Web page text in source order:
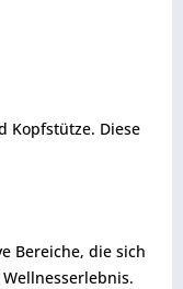
Kopfstütze. Diese
Bereiche, die sich